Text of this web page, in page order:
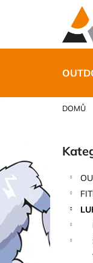
DOMŮ
r
a
n
í
do
do
899